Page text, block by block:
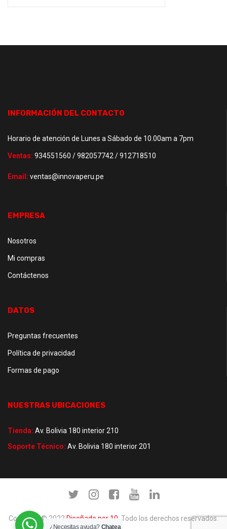
INFORMACIÓN DEL CONTACTO
Horario de atención de Lunes a Sábado de 10.00am a 7pm
Ventas: 934551560 / 982057742 / 912718510
Email: ventas@innovaperu.pe
EMPRESA
Nosotros
Mi compras
Contáctenos
DATOS
Preguntas frecuentes
Política de privacidad
Formas de pago
NUESTRAS UBICACIONES
Tienda: Av. Bolivia 180 interior 210
Soporte Técnico: Av. Bolivia 180 interior 201
Copyright © 2022 Diseñado por 10 . Todo los derechos reservados.
¿Necesitas ayuda? Chatea